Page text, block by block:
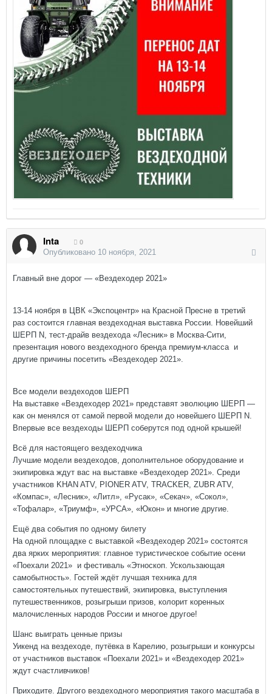
Inta
0
Опубликовано 10 ноября, 2021
Главный вне дорог — «Вездеходер 2021»
13-14 ноября в ЦВК «Экспоцентр» на Красной Пресне в третий
раз состоится главная вездеходная выставка России. Новейший
ШЕРП N, тест-драйв вездехода «Лесник» в Москва-Сити,
презентация нового вездеходного бренда премиум-класса и
другие причины посетить «Вездеходер 2021».
Все модели вездеходов ШЕРП
На выставке «Вездеходер 2021» представят эволюцию ШЕРП —
как он менялся от самой первой модели до новейшего ШЕРП N.
Впервые все вездеходы ШЕРП соберутся под одной крышей!
Всё для настоящего вездеходчика
Лучшие модели вездеходов, дополнительное оборудование и
экипировка ждут вас на выставке «Вездеходер 2021». Среди
участников KHAN ATV, PIONER ATV, TRACKER, ZUBR ATV,
«Компас», «Лесник», «Литл», «Русак», «Секач», «Сокол»,
«Тофалар», «Триумф», «УРСА», «Юкон» и многие другие.
Ещё два события по одному билету
На одной площадке с выставкой «Вездеходер 2021» состоятся
два ярких мероприятия: главное туристическое событие осени
«Поехали 2021» и фестиваль «Этноскоп. Ускользающая
самобытность». Гостей ждёт лучшая техника для
самостоятельных путешествий, экипировка, выступления
путешественников, розыгрыши призов, колорит коренных
малочисленных народов России и многое другое!
Шанс выиграть ценные призы
Уикенд на вездеходе, путёвка в Карелию, розыгрыши и конкурсы
от участников выставок «Поехали 2021» и «Вездеходер 2021»
ждут счастливчиков!
Приходите. Другого вездеходного мероприятия такого масштаба в